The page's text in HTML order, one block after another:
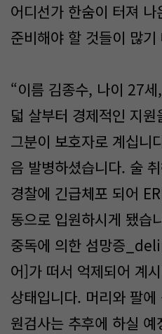
어디선가 한숨이 터져
준비해야 할 것들이 많기
“이름 김종수, 나이 27
덟 살부터 경제적인 지
그분이 보호자로 계십니
음 발병하셨습니다. 술
경찰에 긴급체포 되어
동으로 입원하시게 됐습
중독에 의한 섬망증
어]가 떠서 억제되어 계
상태입니다. 머리와 팔
원검사는 추후에 하실